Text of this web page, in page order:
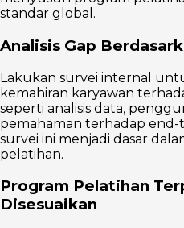
standar global.
Analisis Gap
Lakukan survei internal
kemahiran karyawan
seperti analisis data,
pemahaman terhadap end-
survei ini menjadi dasar
pelatihan.
Program Pelatihan
Disesuaikan